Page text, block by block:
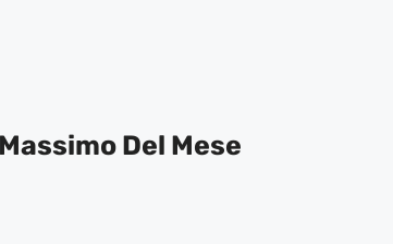
Del Mese